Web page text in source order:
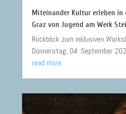
Miteinander Kultur erleben
Graz von Jugend am Werk
Rückblick zum inklusiven
Donnerstag, 04. September
read more…